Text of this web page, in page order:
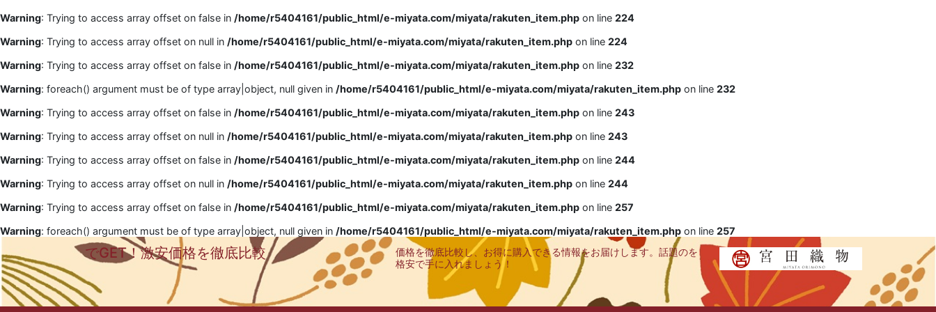
Warning: Trying to access array offset on false in /home/r5404161/public_html/e-miyata.com/miyata/rakuten_item.php on line 224
Warning: Trying to access array offset on null in /home/r5404161/public_html/e-miyata.com/miyata/rakuten_item.php on line 224
Warning: Trying to access array offset on false in /home/r5404161/public_html/e-miyata.com/miyata/rakuten_item.php on line 232
Warning: foreach() argument must be of type array|object, null given in /home/r5404161/public_html/e-miyata.com/miyata/rakuten_item.php on line 232
Warning: Trying to access array offset on false in /home/r5404161/public_html/e-miyata.com/miyata/rakuten_item.php on line 243
Warning: Trying to access array offset on null in /home/r5404161/public_html/e-miyata.com/miyata/rakuten_item.php on line 243
Warning: Trying to access array offset on false in /home/r5404161/public_html/e-miyata.com/miyata/rakuten_item.php on line 244
Warning: Trying to access array offset on null in /home/r5404161/public_html/e-miyata.com/miyata/rakuten_item.php on line 244
Warning: Trying to access array offset on false in /home/r5404161/public_html/e-miyata.com/miyata/rakuten_item.php on line 257
Warning: foreach() argument must be of type array|object, null given in /home/r5404161/public_html/e-miyata.com/miyata/rakuten_item.php on line 257
でGET！激安価格を徹底比較
価格を徹底比較し、お得に購入できる情報をお届けします。話題のを
格安で手に入れましょう！